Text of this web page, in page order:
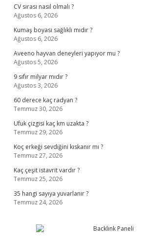
CV sırası nasıl olmalı ?
Ağustos 6, 2026
Kumaş boyası sağlıklı mıdır ?
Ağustos 6, 2026
Aveeno hayvan deneyleri yapıyor mu ?
Ağustos 5, 2026
9 sıfır milyar mıdır ?
Ağustos 3, 2026
60 derece kaç radyan ?
Temmuz 30, 2026
Ufuk çizgisi kaç km uzakta ?
Temmuz 29, 2026
Koç erkeği sevdiğini kıskanır mı ?
Temmuz 27, 2026
Kaç çeşit istavrit vardır ?
Temmuz 25, 2026
35 hangi sayıya yuvarlanır ?
Temmuz 24, 2026